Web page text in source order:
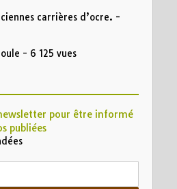
carrières d’ocre. -
- 6 125 vues
pour être informé
publiées